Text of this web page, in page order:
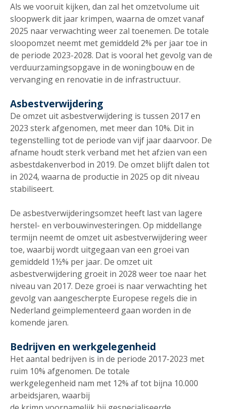
Als we vooruit kijken, dan zal het omzetvolume uit
sloopwerk dit jaar krimpen, waarna de omzet vanaf
2025 naar verwachting weer zal toenemen. De totale
sloopomzet neemt met gemiddeld 2% per jaar toe in
de periode 2023-2028. Dat is vooral het gevolg van de
verduurzamingsopgave in de woningbouw en de
vervanging en renovatie in de infrastructuur.
Asbestverwijdering
De omzet uit asbestverwijdering is tussen 2017 en
2023 sterk afgenomen, met meer dan 10%. Dit in
tegenstelling tot de periode van vijf jaar daarvoor. De
afname houdt sterk verband met het afzien van een
asbestdakenverbod in 2019. De omzet blijft dalen tot
in 2024, waarna de productie in 2025 op dit niveau
stabiliseert.
De asbestverwijderingsomzet heeft last van lagere
herstel- en verbouwinvesteringen. Op middellange
termijn neemt de omzet uit asbestverwijdering weer
toe, waarbij wordt uitgegaan van een groei van
gemiddeld 1½% per jaar. De omzet uit
asbestverwijdering groeit in 2028 weer toe naar het
niveau van 2017. Deze groei is naar verwachting het
gevolg van aangescherpte Europese regels die in
Nederland geïmplementeerd gaan worden in de
komende jaren.
Bedrijven en werkgelegenheid
Het aantal bedrijven is in de periode 2017-2023 met
ruim 10% afgenomen. De totale
werkgelegenheid nam met 12% af tot bijna 10.000
arbeidsjaren, waarbij